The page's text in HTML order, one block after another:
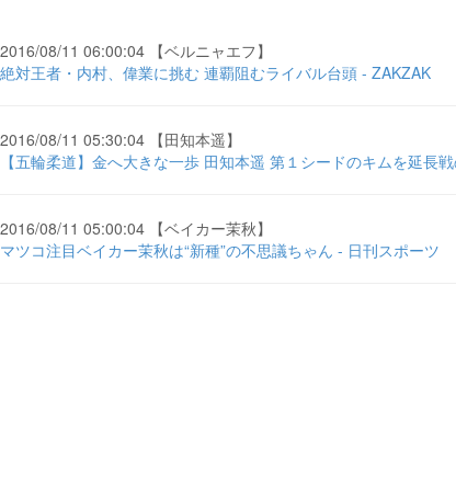
2016/08/11 06:00:04 【ベルニャエフ】
絶対王者・内村、偉業に挑む 連覇阻むライバル台頭 - ZAKZAK
2016/08/11 05:30:04 【田知本遥】
【五輪柔道】金へ大きな一歩 田知本遥 第１シードのキムを延長
2016/08/11 05:00:04 【ベイカー茉秋】
マツコ注目ベイカー茉秋は“新種”の不思議ちゃん - 日刊スポーツ